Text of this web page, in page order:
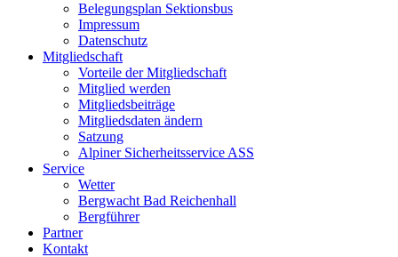
Belegungsplan Sektionsbus
Impressum
Datenschutz
Mitgliedschaft
Vorteile der Mitgliedschaft
Mitglied werden
Mitgliedsbeiträge
Mitgliedsdaten ändern
Satzung
Alpiner Sicherheitsservice ASS
Service
Wetter
Bergwacht Bad Reichenhall
Bergführer
Partner
Kontakt